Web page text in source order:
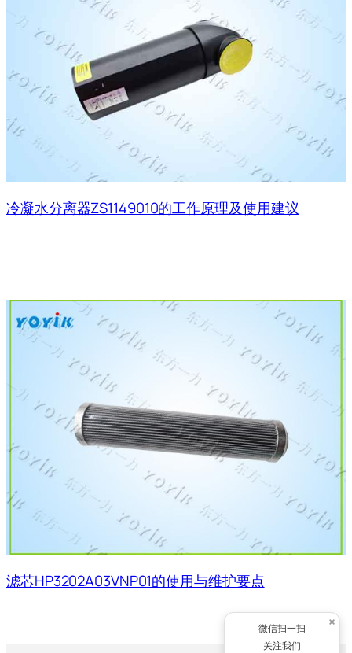
冷凝水分离器ZS1149010的工作原理及使用建议
滤芯HP3202A03VNP01的使用与维护要点
×
微信扫一扫
关注我们